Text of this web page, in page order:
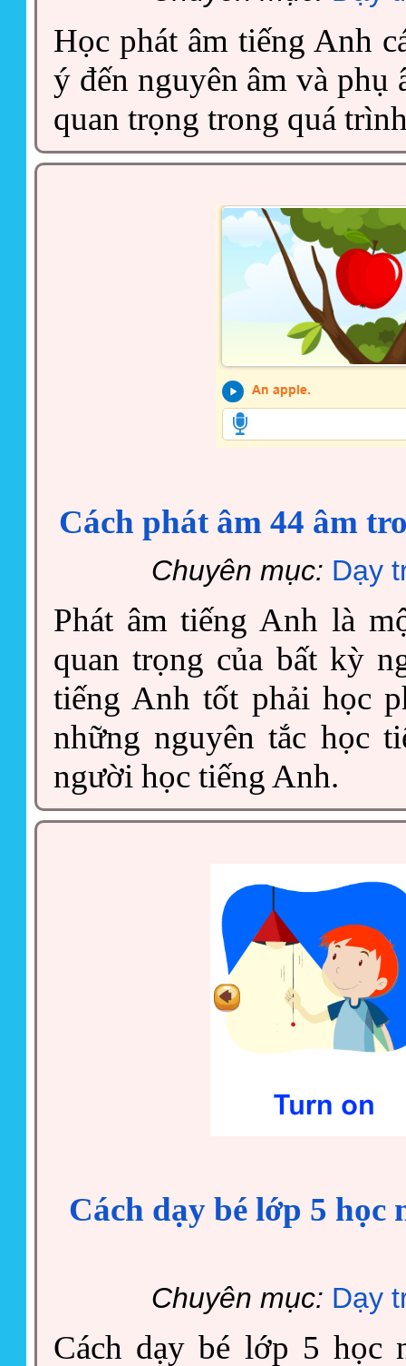
Học phát âm tiếng Anh
ý đến nguyên âm và phụ
quan trọng trong quá
Cách phát âm 44 âm
Chuyên mục: Dạy
Phát âm tiếng Anh là
quan trọng của bất kỳ
tiếng Anh tốt phải học
những nguyên tắc học
người học tiếng Anh.
Cách dạy bé lớp 5
Chuyên mục: Dạy
Cách dạy bé lớp 5 học